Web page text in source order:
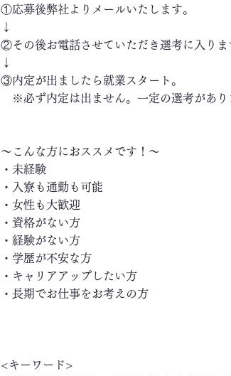
①応募後弊社よりメールいたします。
↓
②その後お電話させていただき選考に入りま
↓
③内定が出ましたら就業スタート。
※必ず内定は出ません。一定の選考があり
～こんな方におススメです！～
・未経験
・入寮も通勤も可能
・女性も大歓迎
・資格がない方
・経験がない方
・学歴が不安な方
・キャリアアップしたい方
・長期でお仕事をお考えの方
<キーワード>